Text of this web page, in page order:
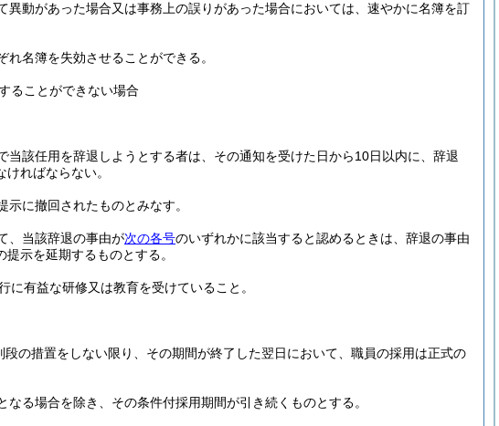
動があった場合又は事務上の誤りがあった場合においては、速やかに名簿を訂
名簿を失効させることができる。
ることができない場合
該任用を辞退しようとする者は、その通知を受けた日から10日以内に、辞退
ればならない。
に撤回されたものとみなす。
、当該辞退の事由が次の各号のいずれかに該当すると認めるときは、辞退の事由
示を延期するものとする。
有益な研修又は教育を受けていること。
の措置をしない限り、その期間が終了した翌日において、職員の採用は正式の
る場合を除き、その条件付採用期間が引き続くものとする。